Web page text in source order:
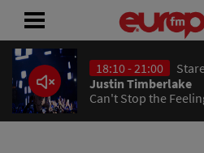
18:10 - 21:00
Justin Timberlake
Can't Stop the
ACASĂ
ȘTIRI